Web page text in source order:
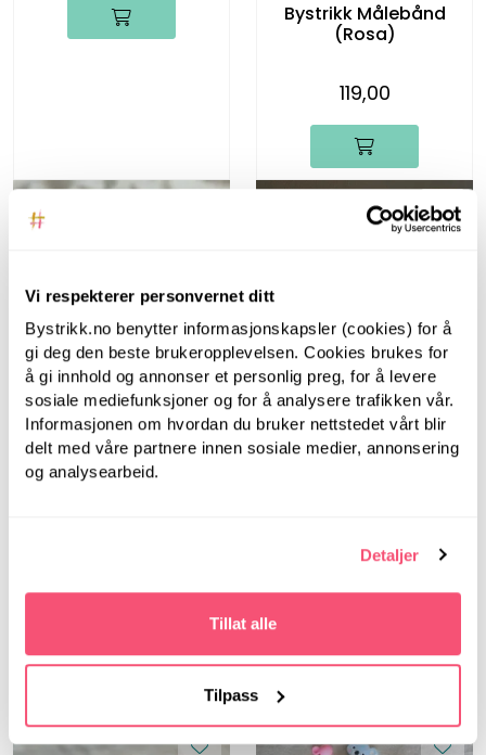
Vi respekterer personvernet ditt
Bystrikk.no benytter informasjonskapsler (cookies) for å
gi deg den beste brukeropplevelsen. Cookies brukes for
å gi innhold og annonser et personlig preg, for å levere
sosiale mediefunksjoner og for å analysere trafikken vår.
Informasjonen om hvordan du bruker nettstedet vårt blir
delt med våre partnere innen sosiale medier, annonsering
og analysearbeid.
Detaljer
Tillat alle
Tilpass
Bystrikk Målebånd
(Rosa)
119,00
Bystrikk
Bystrikk